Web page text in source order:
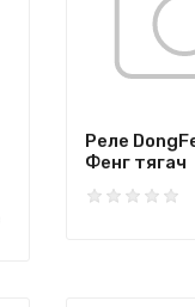
Реле
Фенг тягач